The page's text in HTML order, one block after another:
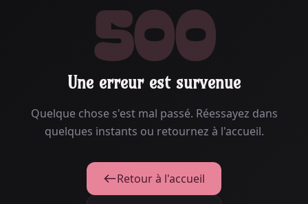
500
Une erreur est survenue
Quelque chose s'est mal passé. Réessayez dans
quelques instants ou retournez à l'accueil.
Retour à l'accueil